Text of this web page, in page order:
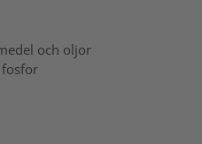
och oljor
fosfor